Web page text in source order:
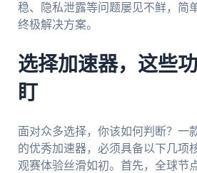
稳、隐私泄露等问题屡见不鲜，简
终极解决方案。
选择加速器，这些
盯
面对众多选择，你该如何判断？一
的优秀加速器，必须具备以下几项
观赛体验丝滑如初。首先，全球节